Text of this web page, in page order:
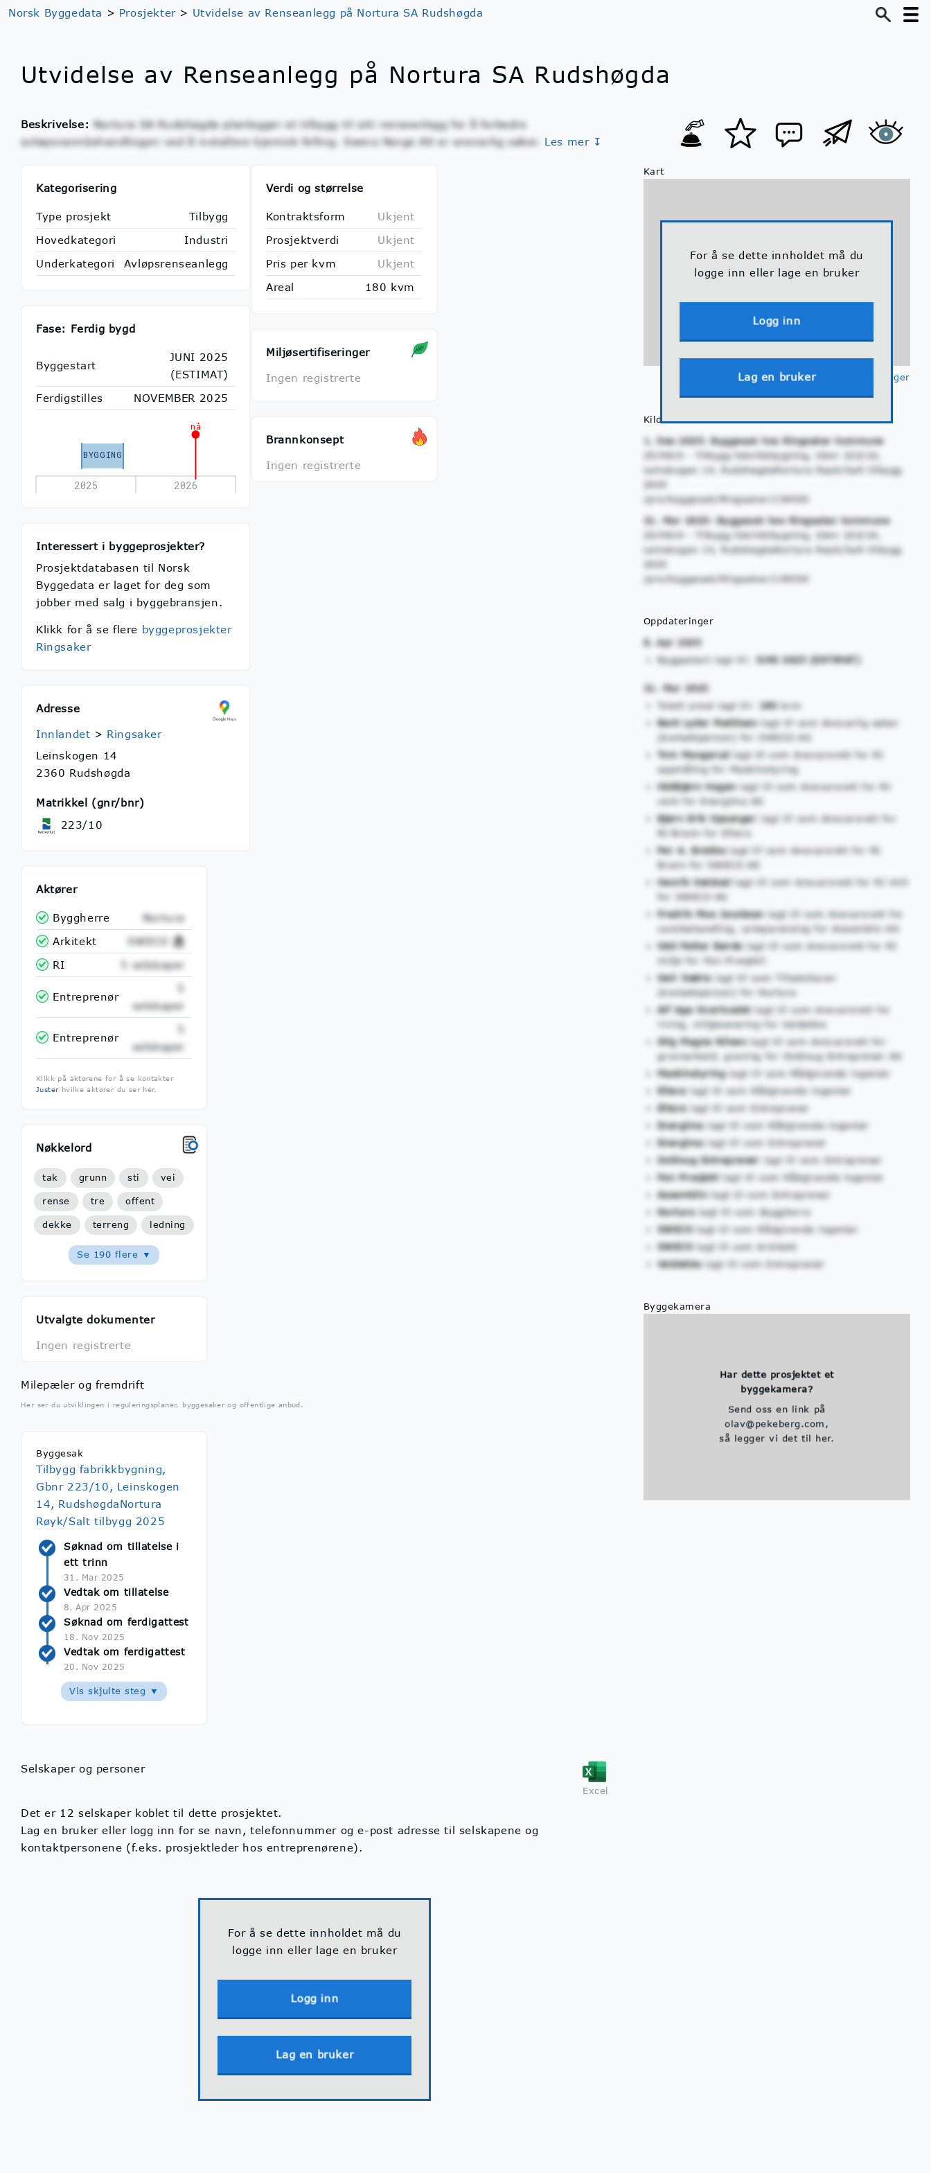
Norsk Byggedata > Prosjekter> Utvidelse av Renseanlegg på Nortura SA Rudshøgda
Utvidelse av Renseanlegg på Nortura SA Rudshøgda
Beskrivelse: Nortura SA Rudshøgda planlegger et tilbygg til sitt renseanlegg for å forbedre
avløpsvannbehandlingen ved å installere kjemisk felling. Sweco Norge AS er ansvarlig søker.
Les mer ↧
Kategorisering
Type prosjekt
Tilbygg
Hovedkategori
Industri
Underkategori
Avløpsrenseanlegg
Fase: Ferdig bygd
Byggestart
JUNI 2025
(ESTIMAT)
Ferdigstilles
NOVEMBER 2025
BYGGING
nå
2025 2026
Interessert i byggeprosjekter?
Prosjektdatabasen til Norsk
Byggedata er laget for deg som
jobber med salg i byggebransjen.
Klikk for å se flere byggeprosjekter
Ringsaker
Adresse
Innlandet > Ringsaker
Leinskogen 14
2360 Rudshøgda
Matrikkel (gnr/bnr)
223/10
Verdi og størrelse
Kontraktsform
Ukjent
Prosjektverdi
Ukjent
Pris per kvm
Ukjent
Areal
180 kvm
Miljøsertifiseringer
Ingen registrerte
Brannkonsept
Ingen registrerte
Aktører
Byggherre
Nortura
Arkitekt
SWECO
RI
5 selskaper
Entreprenør
selskaper
Entreprenør
selskaper
Klikk på aktørene for å se kontakter
Justerhvilke aktører du ser her.
Nøkkelord
tak grunn sti vei
rense tre offent
dekke terreng ledning
Se 190 flere ▼
Utvalgte dokumenter
Ingen registrerte
Milepæler og fremdrift
Her ser du utviklingen i reguleringsplaner, byggesaker og offentlige anbud.
Byggesak
Tilbygg fabrikkbygning,
Gbnr 223/10, Leinskogen
14, RudshøgdaNortura
Røyk/Salt tilbygg 2025
Søknad om tillatelse i
ett trinn
31. Mar 2025
Vedtak om tillatelse
8. Apr 2025
Søknad om ferdigattest
18. Nov 2025
Vedtak om ferdigattest
20. Nov 2025
Vis skjulte steg ▼
Selskaper og personer
Excel
Det er 12 selskaper koblet til dette prosjektet.
Lag en bruker eller logg inn for se navn, telefonnummer og e-post adresse til selskapene og
kontaktpersonene (f.eks. prosjektleder hos entreprenørene).
For å se dette innholdet må du
logge inn eller lage en bruker
Logg inn
Lag en bruker
Kart
For å se dette innholdet må du
logge inn eller lage en bruker
Logg inn
Lag en bruker
Klikk for å se tegnforklaringer
Kilder
1. Des 2025: Byggesak hos Ringsaker kommune
25/4919 - Tilbygg fabrikkbygning, Gbnr 223/10,
Leinskogen 14, RudshøgdaNortura Røyk/Salt tilbygg
2025
/pro/byggesak/Ringsaker/139530
31. Mar 2025: Byggesak hos Ringsaker kommune
25/4919 - Tilbygg fabrikkbygning, Gbnr 223/10,
Leinskogen 14, RudshøgdaNortura Røyk/Salt tilbygg
2025
/pro/byggesak/Ringsaker/139530
Oppdateringer
8. Apr 2025
Byggestart lagt til:
JUNI 2025 (ESTIMAT)
31. Mar 2025
Totalt areal lagt til:
180 kvm
Bent Lyder Mathisen lagt til som Ansvarlig søker
(kontaktperson) for SWECO AS
Tom Mangerud lagt til som Ansvarsrett for RI
oppmåling for Maskinstyring
Oddbjørn Hagen lagt til som Ansvarsrett for RI
vent for Energima AS
Bjørn Erik Opsanger
lagt til som Ansvarsrett for
RI Brann for Eltera
Per A. Brekkelagt til som Ansvarsrett for RI
Brann for SWECO AS
Henrik Høistad lagt til som Ansvarsrett for RI VVS
for SWECO AS
Fredrik Moe Jacobsen lagt til som Ansvarsrett for
vannbehandling, avløpsrensing for Assemblin AS
Odd Petter Børdelagt til som Ansvarsrett for RI
miljø for Pan Prosjekt
Geir Sætrelagt til som Tiltakshaver
(kontaktperson) for Nortura
Alf Age Svartvadet lagt til som Ansvarsrett for
riving, miljøsanering for Veidekke
Stig Magne Nilsen lagt til som Ansvarsrett for
grunnarbeid, graving for Dobloug Entreprenør AS
Maskinstyringlagt til som Rådgivende ingeniør
Elteralagt til som Rådgivende ingeniør
Elteralagt til som Entreprenør
Energimalagt til som Rådgivende ingeniør
Energimalagt til som Entreprenør
Dobloug Entreprenør
lagt til som Entreprenør
Pan Prosjekt
lagt til som Rådgivende ingeniør
Assemblin lagt til som Entreprenør
Norturalagt til som Byggherre
SWECO
lagt til som Rådgivende ingeniør
SWECO
lagt til som Arkitekt
Veidekkelagt til som Entreprenør
Byggekamera
Har dette prosjektet et
byggekamera?
Send oss en link på
olav@pekeberg.com,
så legger vi det til her.